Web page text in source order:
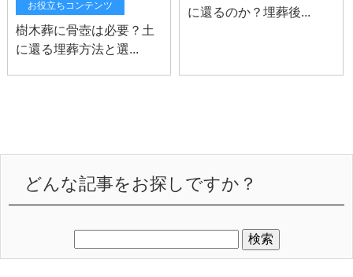
お役立ちコンテンツ
樹木葬に骨壺は必要？土
に還る埋葬方法と選...
に還るのか？埋葬後...
どんな記事をお探しですか？